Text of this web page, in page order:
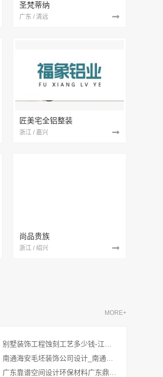
圣梵蒂纳
广东 / 清远
匠美宅全铝整装
浙江 / 嘉兴
尚品贵族
浙江 / 绍兴
MORE+